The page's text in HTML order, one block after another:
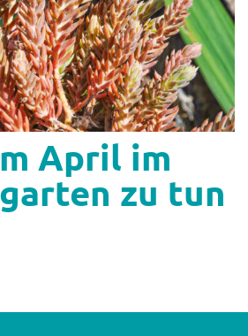
Shop
April im
zu tun